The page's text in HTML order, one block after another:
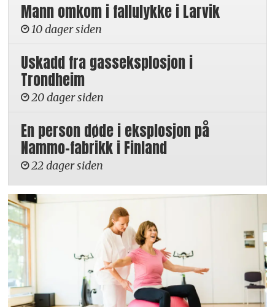
Mann omkom i fallulykke i Larvik
10 dager siden
Uskadd fra gasseksplosjon i
Trondheim
20 dager siden
En person døde i eksplosjon på
Nammo-fabrikk i Finland
22 dager siden